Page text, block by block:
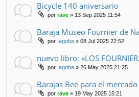
Bicycle 140 aniversario
por rave » 13 Sep 2025 11:54
Baraja Museo Fournier de
por Iagoba » 08 Jul 2025 22:52
nuevo libro: «LOS
por Iagoba » 26 May 2025 21:25
Barajas Bee para el
por rave » 19 May 2025 15:21